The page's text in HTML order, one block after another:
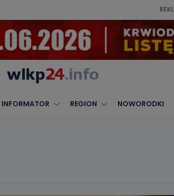
INFORMATOR REGION NOWORODKI